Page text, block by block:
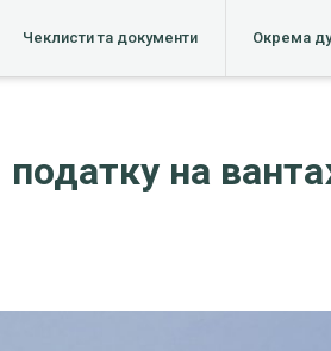
Чеклисти та документи Окрема
на